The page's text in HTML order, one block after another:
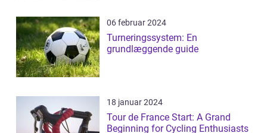
06 februar 2024
Turneringssystem: En
grundlæggende guide
18 januar 2024
Tour de France Start: A Grand
Beginning for Cycling Enthusiasts